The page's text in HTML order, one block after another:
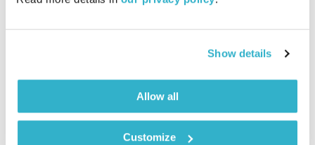
Show details
Allow all
Customize
ברק ועידית הראל שמש – פעילה חברתית במאבק ליציאת נשים